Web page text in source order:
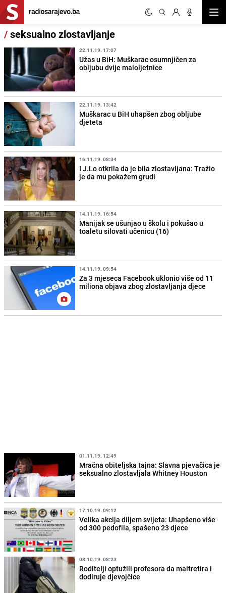
/seksualno zlostavljanje
22.11.19. 17:07
Užas u BiH: Muškarac osumnjičen za
obljubu dvije maloljetnice
22.11.19. 13:42
Muškarac u BiH uhapšen zbog obljube
djeteta
16.11.19. 08:34
I J.Lo otkrila da je bila zlostavljana: Tražio
je da mu pokažem grudi
14.11.19. 16:54
Manijak se ušunjao u školu i pokušao u
toaletu silovati učenicu (16)
14.11.19. 09:54
Za 3 mjeseca Facebook uklonio više od 11
miliona objava zbog zlostavljanja djece
01.11.19. 12:49
Mračna obiteljska tajna: Slavna pjevačica je
seksualno zlostavljala Whitney Houston
17.10.19. 09:12
Velika akcija diljem svijeta: Uhapšeno više
od 300 pedofila, spašeno 23 djece
08.10.19. 08:23
Roditelji optužili profesora da maltretira i
dodiruje djevojčice